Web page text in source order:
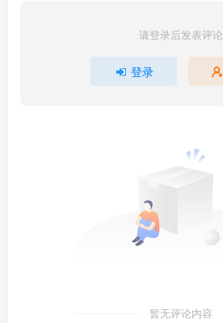
请登录后发表评论
登录
暂无评论内容